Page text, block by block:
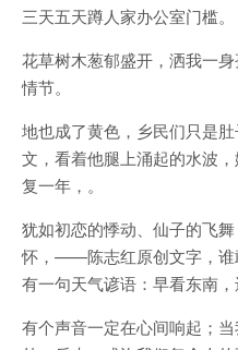
三天五天蹲人家办公室门槛。
花草树木葱郁盛开，洒我一
情节。
地也成了黄色，乡民们只是
文，看着他腿上涌起的水波
复一年，。
犹如初恋的悸动、仙子的飞
怀，——陈志红原创文字，谁
有一句天气谚语：早看东南，
有个声音一定在心间响起；